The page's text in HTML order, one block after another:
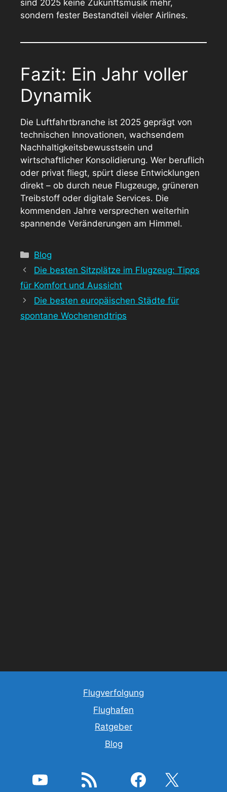
sind 2025 keine Zukunftsmusik mehr,
sondern fester Bestandteil vieler Airlines.
Fazit: Ein Jahr voller
Dynamik
Die Luftfahrtbranche ist 2025 geprägt von
technischen Innovationen, wachsendem
Nachhaltigkeitsbewusstsein und
wirtschaftlicher Konsolidierung. Wer beruflich
oder privat fliegt, spürt diese Entwicklungen
direkt – ob durch neue Flugzeuge, grüneren
Treibstoff oder digitale Services. Die
kommenden Jahre versprechen weiterhin
spannende Veränderungen am Himmel.
Kategorien
Blog
Die besten Sitzplätze im Flugzeug: Tipps
für Komfort und Aussicht
Die besten europäischen Städte für
spontane Wochenendtrips
Flugverfolgung
Flughafen
Ratgeber
Blog
YouTube RSS-Feed Facebook X